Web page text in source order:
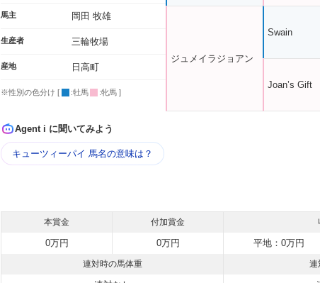
馬主 岡田 牧雄
生産者 三輪牧場
産地 日高町
※性別の色分け [ :牡馬 :牝馬 ]
ジュメイラジョアン
Swain
Joan’s Gift
Agent i に聞いてみよう
キューツィーパイ 馬名の意味は？
本賞金 付加賞金
0万円 0万円 平地：0万円
連対時の馬体重 連